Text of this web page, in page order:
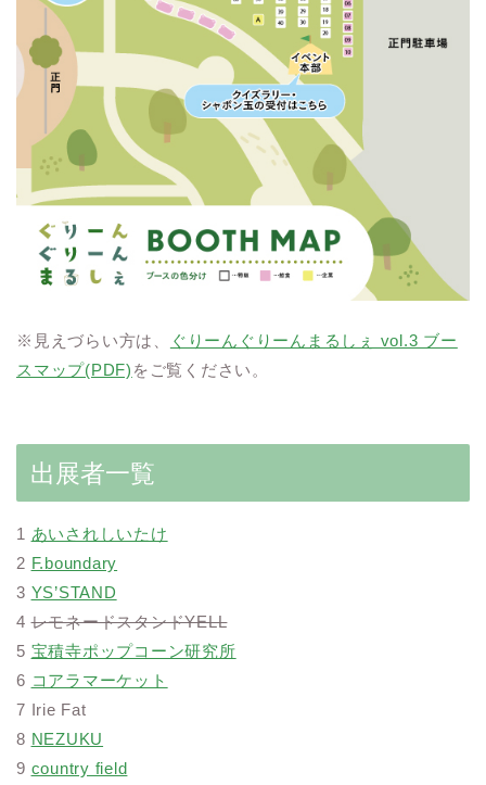
※見えづらい方は、
ぐりーんぐりーんまるしぇ vol.3 ブー
スマップ(PDF) をご覧ください。
出展者一覧
1 あいされしいたけ
2 F.boundary
3 YS’STAND
4レモネードスタンドYELL
5 宝積寺ポップコーン研究所
6 コアラマーケット
7 Irie Fat
8 NEZUKU
9 country field